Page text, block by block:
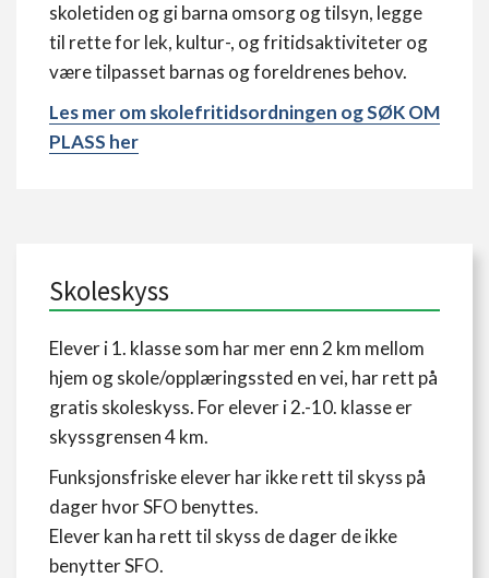
skoletiden og gi barna omsorg og tilsyn, legge
til rette for lek, kultur-, og fritidsaktiviteter og
være tilpasset barnas og foreldrenes behov.
Les mer om skolefritidsordningen og SØK OM
PLASS her
Skoleskyss
Elever i 1. klasse som har mer enn 2 km mellom
hjem og skole/opplæringssted en vei, har rett på
gratis skoleskyss. For elever i 2.-10. klasse er
skyssgrensen 4 km.
Funksjonsfriske elever har ikke rett til skyss på
dager hvor SFO benyttes.
Elever kan ha rett til skyss de dager de ikke
benytter SFO.